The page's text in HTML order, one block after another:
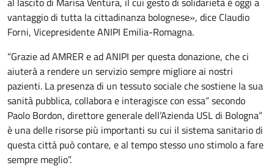
vantaggio di tutta la cittadinanza bolognese», dice Claudio
Forni, Vicepresidente ANIPI Emilia-Romagna.
“Grazie ad AMRER e ad ANIPI per questa donazione, che ci
aiuterà a rendere un servizio sempre migliore ai nostri
pazienti. La presenza di un tessuto sociale che sostiene la sua
sanità pubblica, collabora e interagisce con essa” secondo
Paolo Bordon, direttore generale dell’Azienda USL di Bologna”
è una delle risorse più importanti su cui il sistema sanitario di
questa città può contare, e al tempo stesso uno stimolo a fare
sempre meglio”.